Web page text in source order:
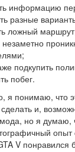
информацию
разные
ложный
подкупить
побег.
я понимаю, что
и,
но я думаю,
опыт
V понравился